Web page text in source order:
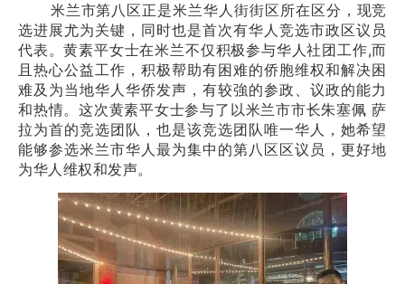
米兰市第八区正是米兰华人街街区所在区分，现竞
选进展尤为关键，同时也是首次有华人竞选市政区议员
代表。黄素平女士在米兰不仅积极参与华人社团工作,而
且热心公益工作，积极帮助有困难的侨胞维权和解决困
难及为当地华人华侨发声，有较強的参政、议政的能力
和热情。这次黄素平女士参与了以米兰市市长朱塞佩 萨
拉为首的竞选团队，也是该竞选团队唯一华人，她希望
能够参选米兰市华人最为集中的第八区区议员，更好地
为华人维权和发声。